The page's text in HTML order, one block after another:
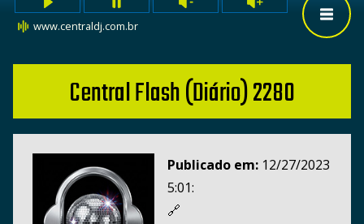
www.centraldj.com.br
Central Flash (Diário) 2280
Publicado em: 12/27/2023
5:01:
🔗